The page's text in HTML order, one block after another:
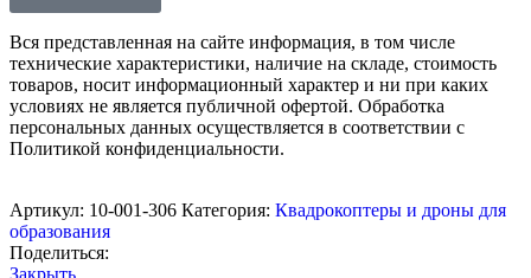
Вся представленная на сайте информация, в том числе
технические характеристики, наличие на складе, стоимость
товаров, носит информационный характер и ни при каких
условиях не является публичной офертой. Обработка
персональных данных осуществляется в соответствии с
Политикой конфиденциальности.
Артикул: 10-001-306 Категория: Квадрокоптеры и дроны для
образования
Поделиться:
Закрыть